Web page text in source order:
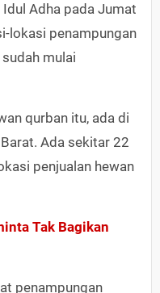
Adha pada Jumat
lokasi penampungan
mulai
qurban itu, ada di
Ada sekitar 22
penjualan hewan
Tak Bagikan
penampungan